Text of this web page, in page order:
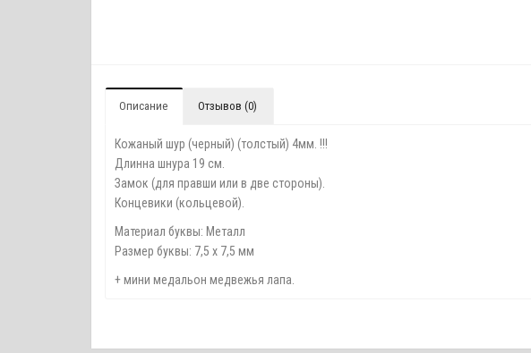
Описание Отзывов (0)
Кожаный шур (черный) (толстый) 4мм. !!!
Длинна шнура 19 см.
Замок (для правши или в две стороны).
Концевики (кольцевой).
Материал буквы: Металл
Размер буквы: 7,5 x 7,5 мм
+ мини медальон медвежья лапа.